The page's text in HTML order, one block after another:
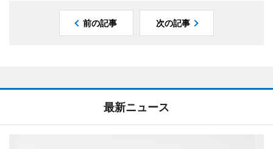
前の記事 次の記事
最新ニュース